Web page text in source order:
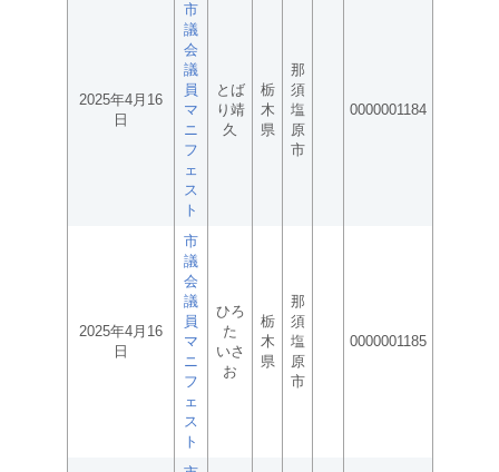
2025年4月16
日
市
議
会
議
員
マ
ニ
フ
ェ
ス
ト
とば
り靖
久
栃
木
県
那
須
塩
原
市
0000001184
2025年4月16
日
市
議
会
議
員
マ
ニ
フ
ェ
ス
ト
ひろ
た
いさ
お
栃
木
県
那
須
塩
原
市
0000001185